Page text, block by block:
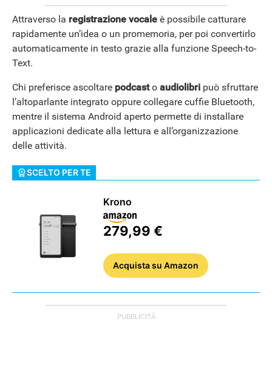
Attraverso la registrazione vocale è possibile catturare
rapidamente un’idea o un promemoria, per poi convertirlo
automaticamente in testo grazie alla funzione Speech-to-
Text.
Chi preferisce ascoltare podcasto audiolibri può sfruttare
l’altoparlante integrato oppure collegare cuffie Bluetooth,
mentre il sistema Android aperto permette di installare
applicazioni dedicate alla lettura e all’organizzazione
delle attività.
SCELTO PER TE
Krono
279,99 €
Acquistasu Amazon